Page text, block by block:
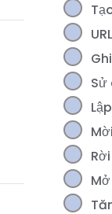
[For
sách